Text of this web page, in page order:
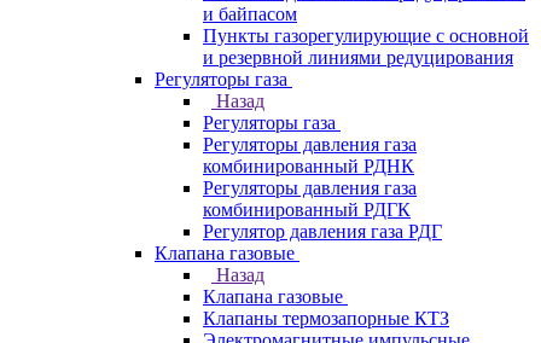
и байпасом
Пункты газорегулирующие с основной
и резервной линиями редуцирования
Регуляторы газа
Назад
Регуляторы газа
Регуляторы давления газа
комбинированный РДНК
Регуляторы давления газа
комбинированный РДГК
Регулятор давления газа РДГ
Клапана газовые
Назад
Клапана газовые
Клапаны термозапорные КТЗ